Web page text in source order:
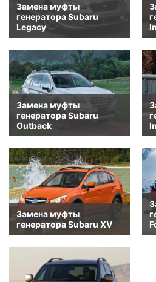
Замена муфты
генератора Subaru
Legacy
Замена муфты
генератора Subaru
Outback
Замена муфты
генератора Subaru XV